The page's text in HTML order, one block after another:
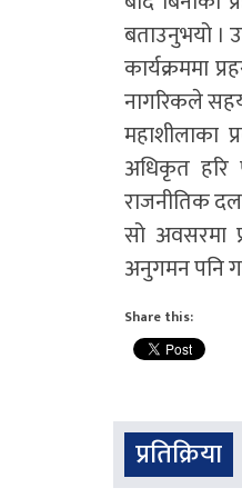
बताउनुभयो ।
कार्यक्रममा
नागरिकले
महाशीलाका
अधिकृत हरि
राजनीतिक
सो अवसरमा
अनुगमन पनि
Share this:
प्रतिक्रिया